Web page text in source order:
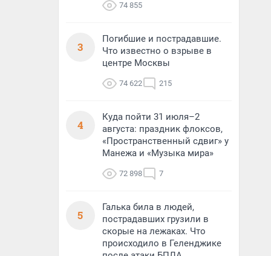
74 855
3
Погибшие и пострадавшие.
Что известно о взрыве в
центре Москвы
74 622 215
4
Куда пойти 31 июля–2
августа: праздник флоксов,
«Пространственный сдвиг» у
Манежа и «Музыка мира»
72 898 7
5
Галька била в людей,
пострадавших грузили в
скорые на лежаках. Что
происходило в Геленджике